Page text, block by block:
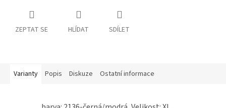
ZEPTAT SE HLÍDAT SDÍLET
Varianty Popis Diskuze Ostatní informace